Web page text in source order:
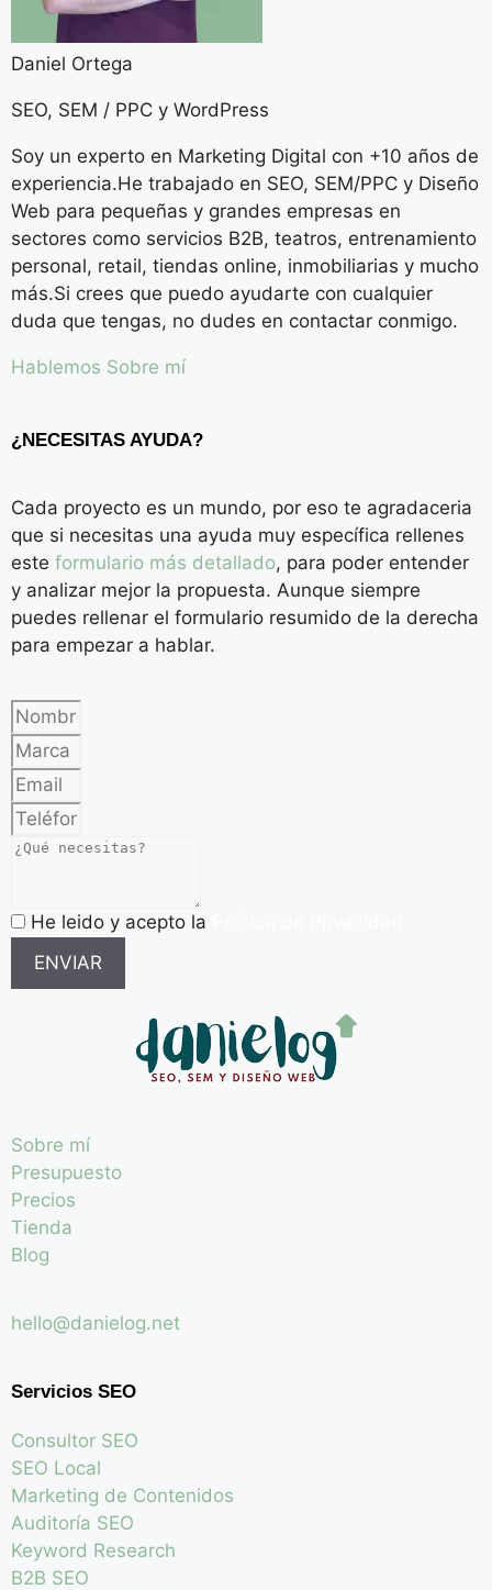
Daniel Ortega
SEO, SEM / PPC y WordPress
Soy un experto en Marketing Digital con +10 años de
experiencia.He trabajado en SEO, SEM/PPC y Diseño
Web para pequeñas y grandes empresas en
sectores como servicios B2B, teatros, entrenamiento
personal, retail, tiendas online, inmobiliarias y mucho
más.Si crees que puedo ayudarte con cualquier
duda que tengas, no dudes en contactar conmigo.
Hablemos Sobre mí
¿NECESITAS AYUDA?
Cada proyecto es un mundo, por eso te agradaceria
que si necesitas una ayuda muy específica rellenes
este formulario más detallado, para poder entender
y analizar mejor la propuesta. Aunque siempre
puedes rellenar el formulario resumido de la derecha
para empezar a hablar.
He leido y acepto la
ENVIAR
Sobre mí
Presupuesto
Precios
Tienda
Blog
hello@danielog.net
Servicios SEO
Consultor SEO
SEO Local
Marketing de Contenidos
Auditoría SEO
Keyword Research
B2B SEO